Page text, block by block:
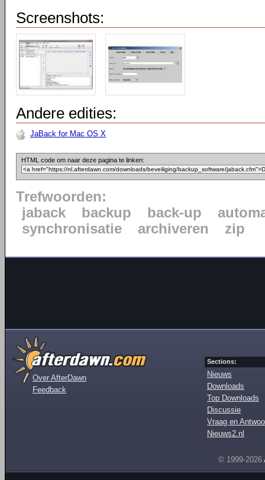
Screenshots:
Andere edities:
JaBack for Mac OS X
HTML code om naar deze pagina te linken:
Trefwoorden:
jaback
backup back-up
synchronisatie
archiveren zip
Over AfterDawn
Feedback
Sections:
Nieuws
Downloads
Top Downloads
Discussie
Vraag en
Nieuws2.nl
© 1999-2026